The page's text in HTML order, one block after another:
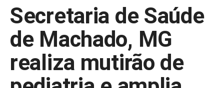
Secretaria de Saúde
de Machado, MG
realiza mutirão de